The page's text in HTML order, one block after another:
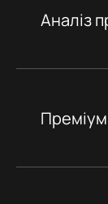
Аналіз